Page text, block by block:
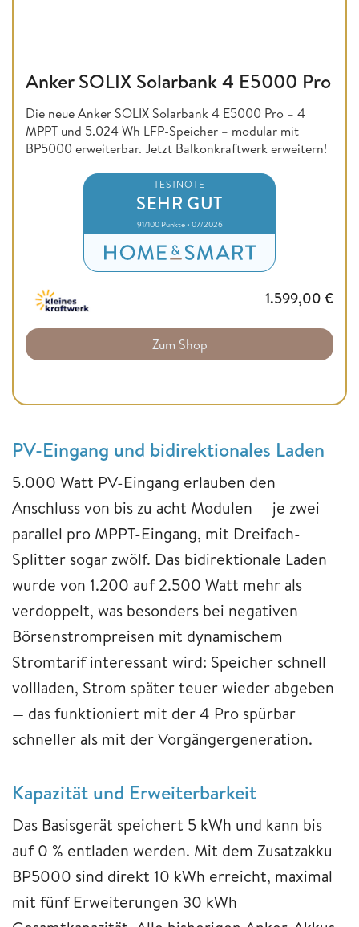
Anker SOLIX Solarbank 4 E5000 Pro
Die neue Anker SOLIX Solarbank 4 E5000 Pro – 4
MPPT und 5.024 Wh LFP-Speicher – modular mit
BP5000 erweiterbar. Jetzt Balkonkraftwerk erweitern!
TESTNOTE
SEHR GUT
91/100 Punkte • 07/2026
1.599,00 €
Zum Shop
PV-Eingang und bidirektionales Laden
5.000 Watt PV-Eingang erlauben den
Anschluss von bis zu acht Modulen — je zwei
parallel pro MPPT-Eingang, mit Dreifach-
Splitter sogar zwölf. Das bidirektionale Laden
wurde von 1.200 auf 2.500 Watt mehr als
verdoppelt, was besonders bei negativen
Börsenstrompreisen mit dynamischem
Stromtarif interessant wird: Speicher schnell
vollladen, Strom später teuer wieder abgeben
— das funktioniert mit der 4 Pro spürbar
schneller als mit der Vorgängergeneration.
Kapazität und Erweiterbarkeit
Das Basisgerät speichert 5 kWh und kann bis
auf 0 % entladen werden. Mit dem Zusatzakku
BP5000 sind direkt 10 kWh erreicht, maximal
mit fünf Erweiterungen 30 kWh